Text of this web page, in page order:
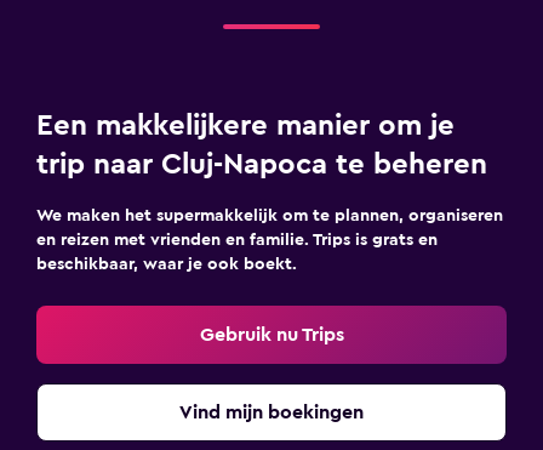
Een makkelijkere manier om je
trip naar Cluj-Napoca te beheren
We maken het supermakkelijk om te plannen, organiseren
en reizen met vrienden en familie. Trips is grats en
beschikbaar, waar je ook boekt.
Gebruik nu Trips
Vind mijn boekingen